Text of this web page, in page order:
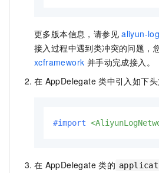
更多版本信息，请参见 aliyun-
接入过程中遇到类冲突的问题，
xcframework 并手动完成接入。
在 AppDelegate 类中引入如下头
#import
在 AppDelegate 类的